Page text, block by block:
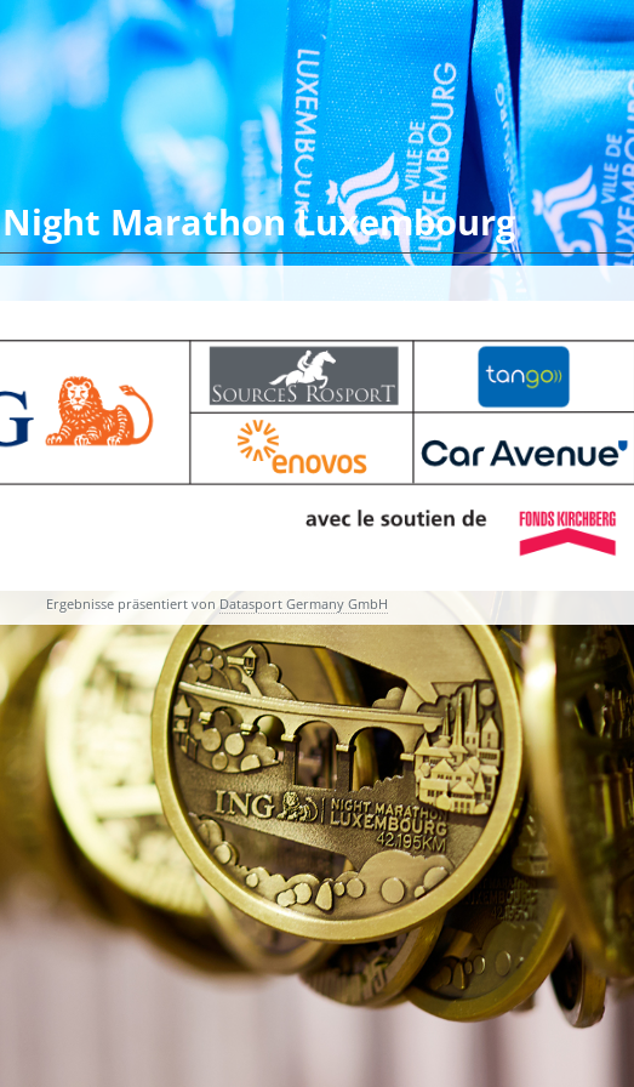
Night Marathon Luxembourg
Ergebnisse präsentiert von Datasport Germany GmbH